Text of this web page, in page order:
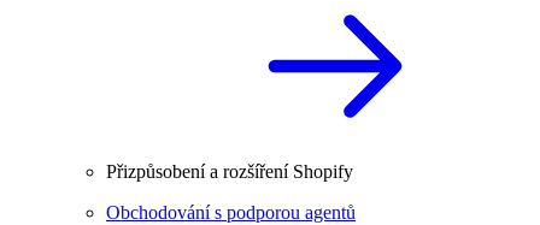
Přizpůsobení a rozšíření Shopify
Obchodování s podporou agentů